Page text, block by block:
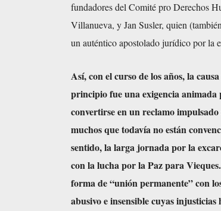
fundadores del Comité pro Derechos
Villanueva, y Jan Susler, quien
un auténtico apostolado jurídico por la
Así, con el curso de los años, la
principio fue una exigencia animada
convertirse en un reclamo
muchos que todavía no están
sentido, la larga jornada por la
con la lucha por la Paz para
forma de “unión permanente” con
abusivo e insensible cuyas